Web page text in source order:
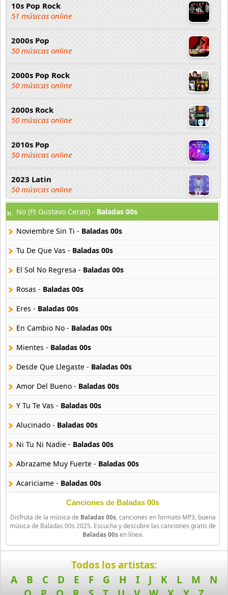
10s Pop Rock
51 músicas online
2000s Pop
50 músicas online
2000s Pop Rock
50 músicas online
2000s Rock
50 músicas online
2010s Pop
50 músicas online
2023 Latin
50 músicas online
2023 Pop
80 músicas online
2023 Rock
59 músicas online
37 músicas online
80s Ballads
48 músicas online
80s Pop Rock
50 músicas online
90s Acoustic Hits
39 músicas online
90s Latin Music
50 músicas online
90s Party Hits
58 músicas online
90s Pop Rock
50 músicas online
90s Rap
No (Ft Gustavo Cerati) - Baladas 00s
Noviembre Sin Ti - Baladas 00s
Tu De Que Vas - Baladas 00s
El Sol No Regresa - Baladas 00s
Rosas - Baladas 00s
Eres - Baladas 00s
En Cambio No - Baladas 00s
Mientes - Baladas 00s
Desde Que Llegaste - Baladas 00s
Amor Del Bueno - Baladas 00s
Y Tu Te Vas - Baladas 00s
Alucinado - Baladas 00s
Ni Tu Ni Nadie - Baladas 00s
Abrazame Muy Fuerte - Baladas 00s
Acariciame - Baladas 00s
Mientes Tan Bien -Baladas 00s
Tocando Fondo -Baladas 00s
A Quien Tu Decidiste Amar -Baladas 00s
Algo Mas -
Baladas 00s
Canciones de Baladas 00s
Disfruta de la música de Baladas 00s, canciones en formato MP3, buena
música de Baladas 00s 2025. Escucha y descubre las canciones gratis de
Baladas 00sen línea.
Todos los artistas:
A
B C D E F G H I J K L M
N